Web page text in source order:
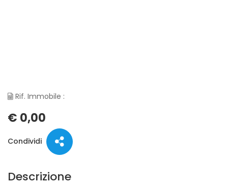
Rif. Immobile :
€ 0,00
Condividi
Descrizione